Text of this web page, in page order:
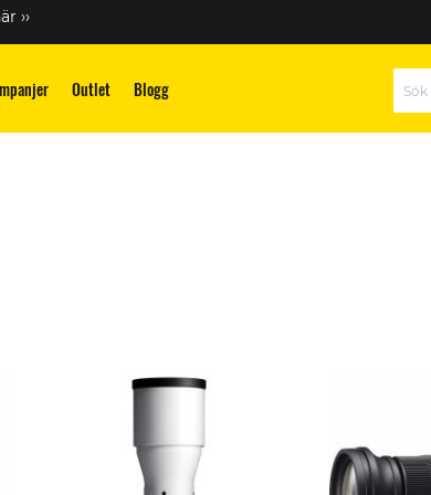
››
Outlet Blogg
Sök